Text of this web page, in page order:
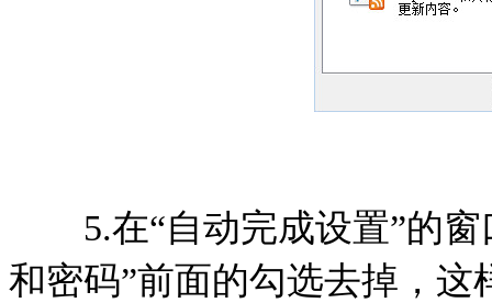
5.在“自动完成设置”的窗
和密码”前面的勾选去掉，